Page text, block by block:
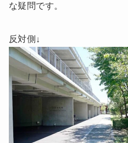
な疑問です。
反対側↓